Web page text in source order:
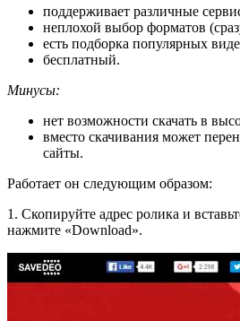
поддерживает различные
неплохой выбор форматов
есть подборка популярных
бесплатный.
Минусы:
нет возможности скачать в
вместо скачивания может
сайты.
Работает он следующим образом:
1. Скопируйте адрес ролика и
нажмите «Download».